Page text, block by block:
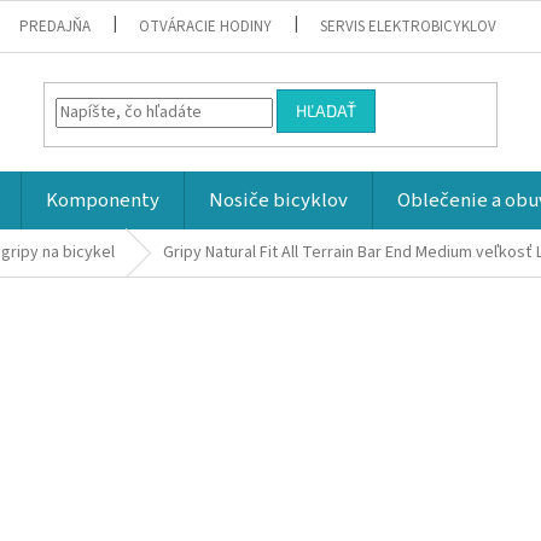
PREDAJŇA OTVÁRACIE HODINY SERVIS ELEKTROBICYKLOV
HĽADAŤ
Komponenty Nosiče bicyklov Oblečenie a
gripy na bicykel Gripy Natural Fit All Terrain Bar End Medium veľkosť